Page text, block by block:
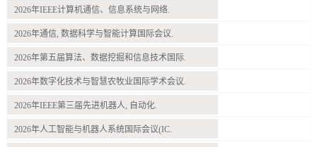
2026年IEEE计算机通信、信息系统与网络.
2026年通信, 数据科学与智能计算国际会议.
2026年第五届算法、数据挖掘和信息技术国际.
2026年数字化技术与智慧农牧业国际学术会议.
2026年IEEE第三届先进机器人, 自动化.
2026年人工智能与机器人系统国际会议(IC.